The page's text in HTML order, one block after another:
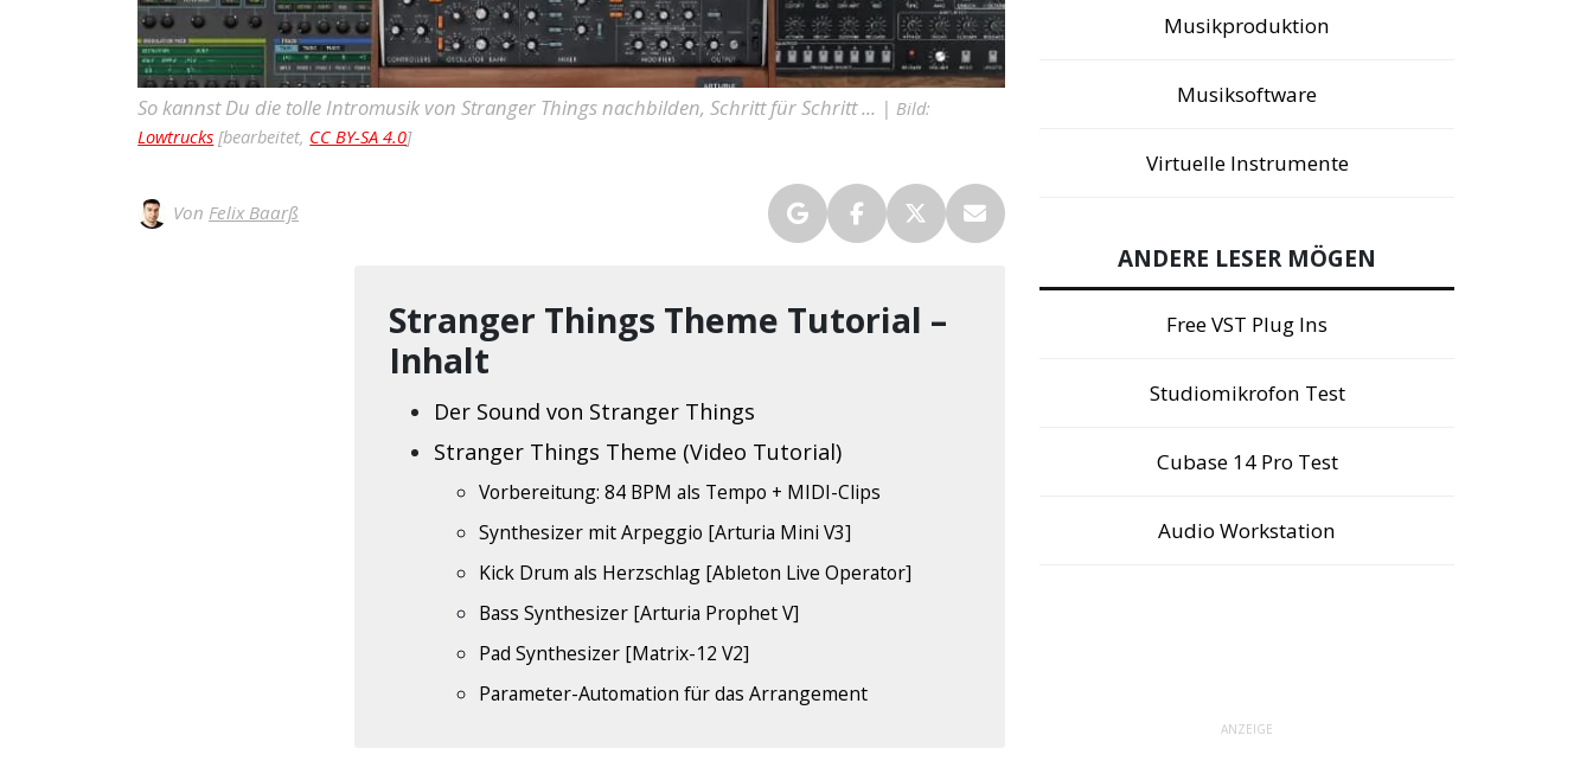
So kannst Du die tolle Intromusik von Stranger Things nachbilden, Schritt für Schritt ... | Bild:
Lowtrucks [bearbeitet, CC BY-SA 4.0]
Von Felix Baarß
Stranger Things Theme Tutorial –
Inhalt
Der Sound von Stranger Things
Stranger Things Theme (Video Tutorial)
Vorbereitung: 84 BPM als Tempo + MIDI-Clips
Synthesizer mit Arpeggio [Arturia Mini V3]
Kick Drum als Herzschlag [Ableton Live Operator]
Bass Synthesizer [Arturia Prophet V]
Pad Synthesizer [Matrix-12 V2]
Parameter-Automation für das Arrangement
Musikproduktion
Musiksoftware
Virtuelle Instrumente
ANDERE LESER MÖGEN
Free VST Plug Ins
Studiomikrofon Test
Cubase 14 Pro Test
Audio Workstation
ANZEIGE